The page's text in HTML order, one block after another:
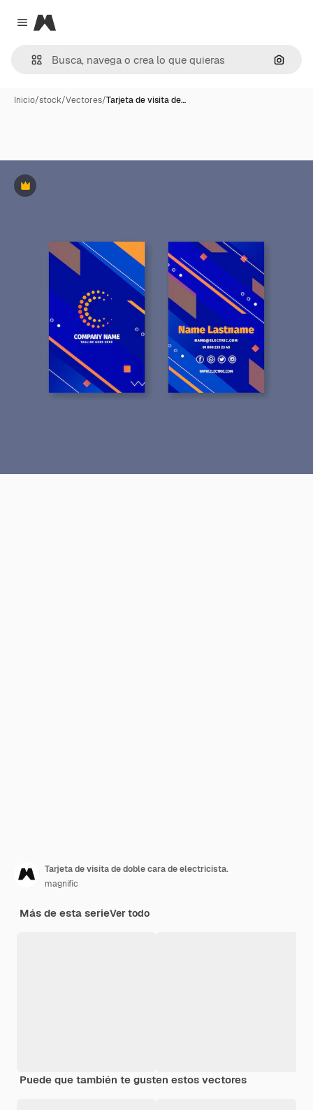
Close menu
Magnific
Inicio/stock/Vectores/Tarjeta de visita de…
Premium
Tarjeta de visita de doble cara de electricista.
magnific
Más de esta serieVer todo
Puede que también te gusten estos vectores